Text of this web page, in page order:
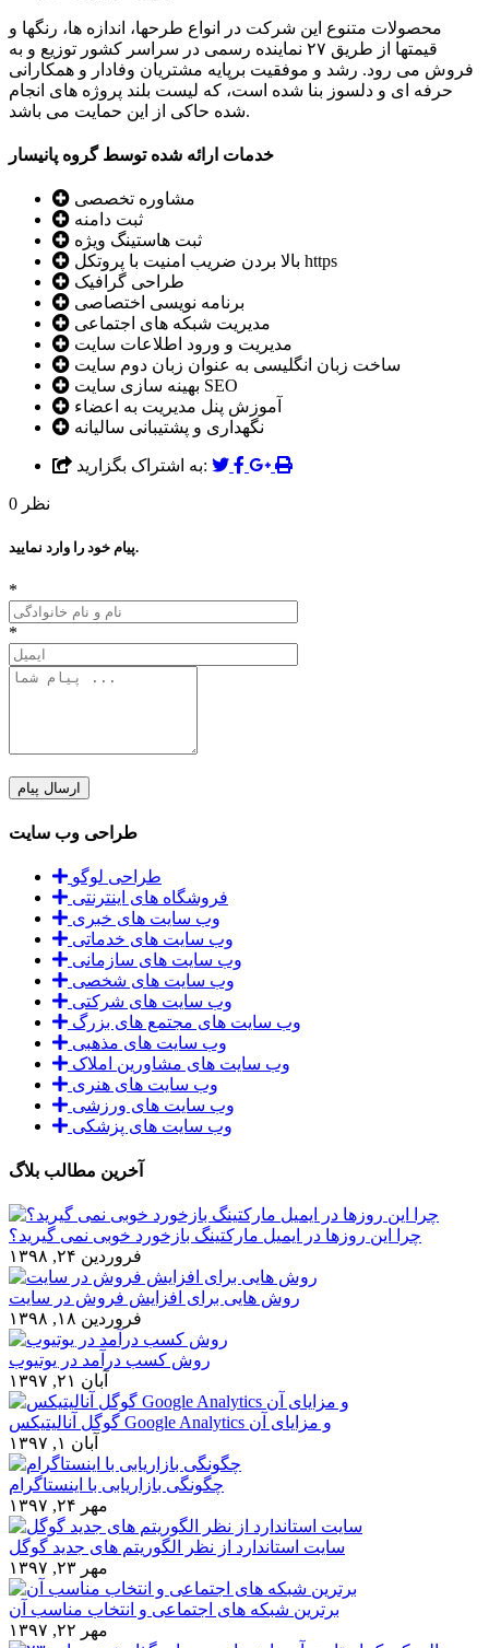
محصولات متنوع این شرکت در انواع طرحها، اندازه ها، رنگها و
قیمتها از طریق ۲۷ نماینده رسمی در سراسر کشور توزیع و به
فروش می رود. رشد و موفقیت برپایه مشتریان وفادار و همکارانی
حرفه ای و دلسوز بنا شده است، که لیست بلند پروژه های انجام
شده حاکی از این حمایت می باشد.
خدمات ارائه شده توسط گروه پانیسار
مشاوره تخصصی
ثبت دامنه
ثبت هاستینگ ویژه
بالا بردن ضریب امنیت با پروتکل https
طراحی گرافیک
برنامه نویسی اختصاصی
مدیریت شبکه های اجتماعی
مدیریت و ورود اطلاعات سایت
ساخت زبان انگلیسی به عنوان زبان دوم سایت
بهینه سازی سایت SEO
آموزش پنل مدیریت به اعضاء
نگهداری و پشتیبانی سالیانه
به اشتراک بگزارید:
0 نظر
پیام خود را وارد نمایید.
*
*
طراحی وب سایت
طراحی لوگو
فروشگاه های اینترنتی
وب سایت های خبری
وب سایت های خدماتی
وب سایت های سازمانی
وب سایت های شخصی
وب سایت های شرکتی
وب سایت های مجتمع های بزرگ
وب سایت های مذهبی
وب سایت های مشاورین املاک
وب سایت های هنری
وب سایت های ورزشی
وب سایت های پزشکی
آخرین مطالب بلاگ
چرا این روزها در ایمیل مارکتینگ بازخورد خوبی نمی گیرید؟
فروردین ۲۴, ۱۳۹۸
روش هایی برای افزایش فروش در سایت
فروردین ۱۸, ۱۳۹۸
روش کسب درآمد در یوتیوب
آبان ۲۱, ۱۳۹۷
گوگل آنالیتیکس Google Analytics و مزایای آن
آبان ۱, ۱۳۹۷
چگونگی بازاریابی با اینستاگرام
مهر ۲۴, ۱۳۹۷
سایت استاندارد از نظر الگوریتم های جدید گوگل
مهر ۲۳, ۱۳۹۷
برترین شبکه های اجتماعی و انتخاب مناسب آن
مهر ۲۲, ۱۳۹۷